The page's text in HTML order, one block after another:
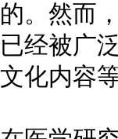
的。然而
已经被广
文化内容等